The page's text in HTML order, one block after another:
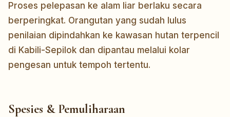
Proses pelepasan ke alam liar berlaku secara
berperingkat. Orangutan yang sudah lulus
penilaian dipindahkan ke kawasan hutan terpencil
di Kabili-Sepilok dan dipantau melalui kolar
pengesan untuk tempoh tertentu.
Spesies & Pemuliharaan